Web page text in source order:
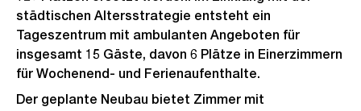
städtischen Altersstrategie entsteht ein
Tageszentrum mit ambulanten Angeboten für
insgesamt 15 Gäste, davon 6 Plätze in Einerzimmern
für Wochenend- und Ferienaufenthalte.
Der geplante Neubau bietet Zimmer mit